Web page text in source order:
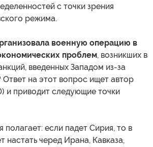
с точки зрения
режима.
военную операцию в
проблем, возникших в
введенных Западом из-за
на этот вопрос ищет автор
и приводит следующие точки
полагает: если падет Сирия, то в
настать черед Ирана, Кавказа,